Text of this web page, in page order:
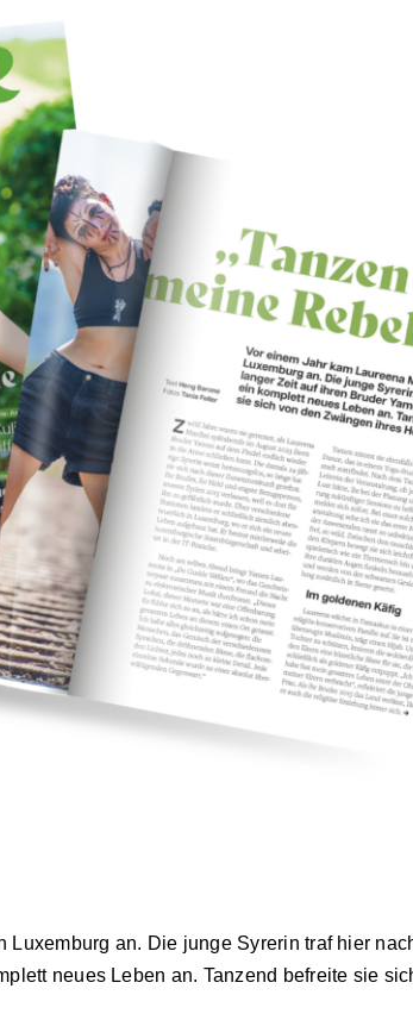
Luxemburg an. Die junge Syrerin traf hier
neues Leben an. Tanzend befreite sie